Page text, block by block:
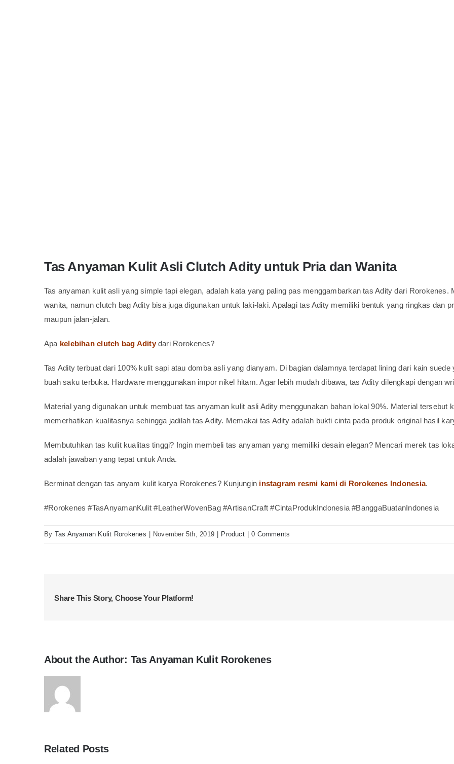
Tas Anyaman Kulit Asli Clutch Adity untuk Pria dan Wanita
Tas anyaman kulit asli yang simple tapi elegan, adalah kata yang paling pas menggambarkan tas Adity dari
wanita, namun clutch bag Adity bisa juga digunakan untuk laki-laki. Apalagi tas Adity memiliki bentuk yang ringkas dan
maupun jalan-jalan.
Apa kelebihan clutch bag Aditydari Rorokenes?
Tas Adity terbuat dari 100% kulit sapi atau domba asli yang dianyam. Di bagian dalamnya terdapat lining dari kain
buah saku terbuka. Hardware menggunakan impor nikel hitam. Agar lebih mudah dibawa, tas Adity dilengkapi dengan
Material yang digunakan untuk membuat tas anyaman kulit asli Adity menggunakan bahan lokal 90%. Material tersebut
memerhatikan kualitasnya sehingga jadilah tas Adity. Memakai tas Adity adalah bukti cinta pada produk original hasil
Membutuhkan tas kulit kualitas tinggi? Ingin membeli tas anyaman yang memiliki desain elegan? Mencari merek tas
adalah jawaban yang tepat untuk Anda.
Berminat dengan tas anyam kulit karya Rorokenes? Kunjungin instagram resmi kami di Rorokenes Indonesia.
#Rorokenes #TasAnyamanKulit #LeatherWovenBag #ArtisanCraft #CintaProdukIndonesia #BanggaBuatanIndonesia
By Tas Anyaman Kulit Rorokenes November 5th, 2019 Product 0 Comments
Share This Story, Choose Your Platform!
About the Author: Tas Anyaman Kulit Rorokenes
Related Posts